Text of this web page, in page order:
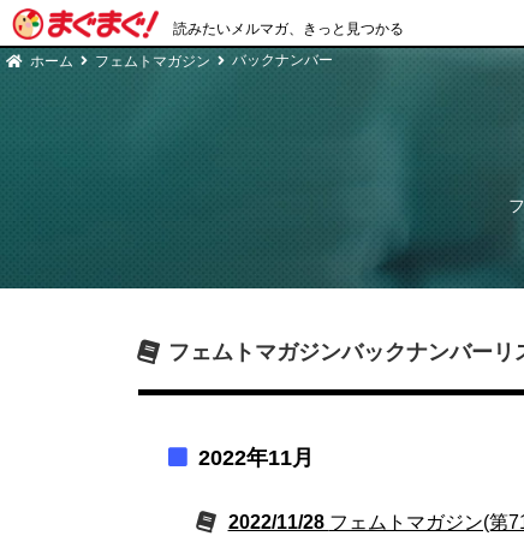
読みたいメルマガ、きっと見つかる
ホーム フェムトマガジン バックナンバー
フェムトマガジンバックナンバーリ
2022年11月
2022/11/28 フェムトマガジン(第